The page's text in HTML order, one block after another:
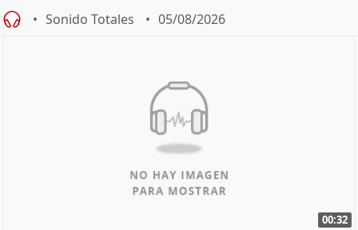
Sonido Totales 05/08/2026
00:32